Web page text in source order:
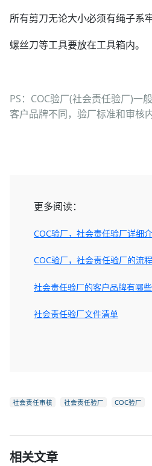
所有剪刀无论大小必须有绳子系
螺丝刀等工具要放在工具箱内。
PS：COC验厂(社会责任验厂)一
客户品牌不同，验厂标准和审核
更多阅读：
COC验厂，社会责任验厂详细
COC验厂，社会责任验厂的流程
社会责任验厂的客户品牌有哪些
社会责任验厂文件清单
社会责任审核 社会责任验厂 COC验厂
相关文章